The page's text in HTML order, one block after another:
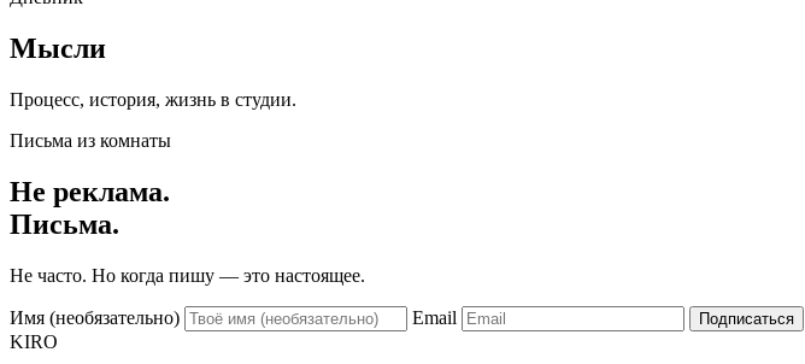
Мысли
Процесс, история, жизнь в студии.
Письма из комнаты
Не реклама.
Письма.
Не часто. Но когда пишу — это настоящее.
Имя (необязательно) Email Подписаться
KIRO